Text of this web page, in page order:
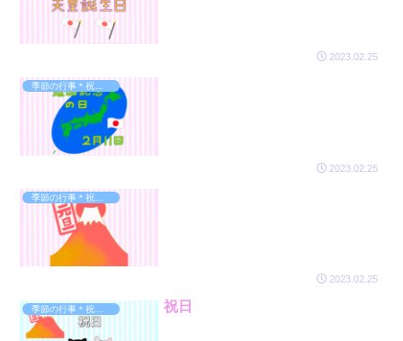
2023.02.25
季節の行事＊祝日のイラスト
2023.02.25
2023.02.25
祝日